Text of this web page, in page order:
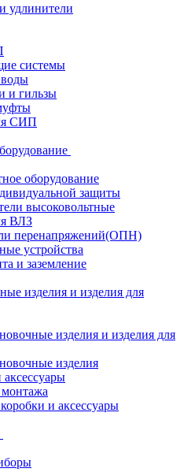
удлинители
системы
и гильзы
СИП
оборудование
защиты
высоковольтные
ВЛЗ
перенапряжений(ОПН)
устройства
и заземление
изделия и изделия для
изделия и изделия для
изделия
и аксессуары